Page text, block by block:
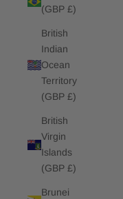
(GBP £)
British
Indian
Ocean
Territory
(GBP £)
British
Virgin
Islands
(GBP £)
Brunei